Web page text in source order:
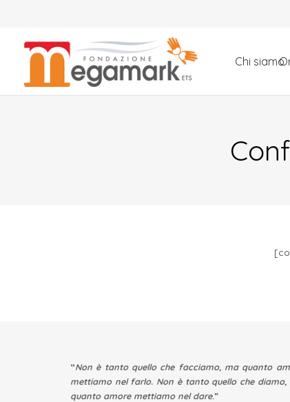
Chi siamo
“Non è tanto quello che facciamo, ma quanto
mettiamo nel farlo. Non è tanto quello che diamo,
quanto amore mettiamo nel dare.”